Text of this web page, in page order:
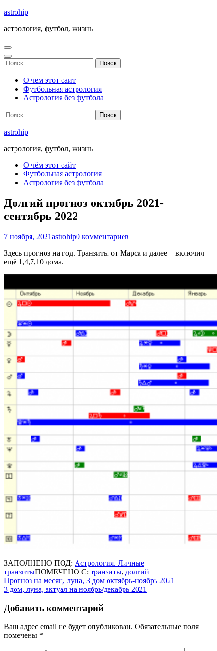
Перейти
содержимому
Enter)
astrohip
астрология, футбол, жизнь
Найти:
О чём этот сайт
Футбольная астрология
Астрология без футбола
Найти:
astrohip
астрология, футбол, жизнь
О чём этот сайт
Футбольная астрология
Астрология без футбола
Долгий прогноз октябрь 2021-
сентябрь 2022
7 ноября, 2021astrohip0 комментариев
Здесь прогноз на год. Транзиты от Марса и далее + включил
ещё 1,4,7,10 дома.
ЗАПОЛНЕНО ПОД: Астрология. Личные
транзитыПОМЕЧЕНО С: транзиты, долгий
Навигация
по
записям
Прогноз на месяц, луна, 3 дом октябрь-ноябрь 2021
3 дом, луна, актуал на ноябрь/декабрь 2021
Добавить комментарий
Ваш адрес email не будет опубликован. Обязательные поля
помечены *